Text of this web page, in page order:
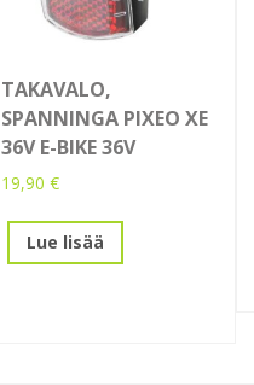
TAKAVALO,
SPANNINGA PIXEO XE
36V E-BIKE 36V
19,90 €
Lue lisää